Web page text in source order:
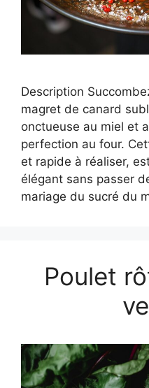
Description
magret de canard
onctueuse au miel et
perfection au four.
et rapide à réaliser,
élégant sans passer
mariage du sucré du
Poulet